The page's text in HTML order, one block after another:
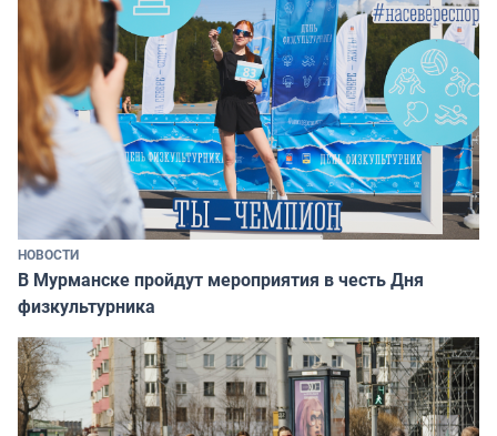
НОВОСТИ
В Мурманске пройдут мероприятия в честь Дня
физкультурника